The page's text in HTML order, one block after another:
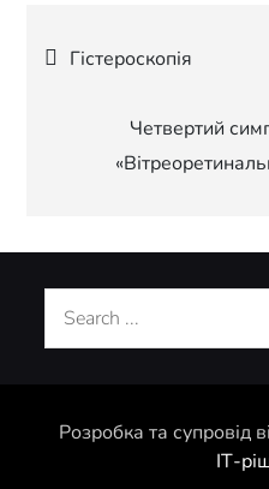
Навігація
записів
Гістероскопія
Четвертий
Search
Розробка та супровід
ІТ-